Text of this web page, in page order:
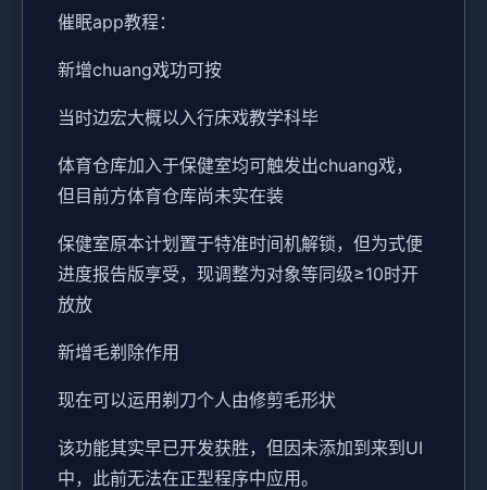
催眠app教程：
新增chuang戏功可按
当时边宏大概以入行床戏教学科毕
体育仓库加入于保健室均可触发出chuang戏，
但目前方体育仓库尚未实在装
保健室原本计划置于特准时间机解锁，但为式便
进度报告版享受，现调整为对象等同级≥10时开
放放
新增毛剃除作用
现在可以运用剃刀个人由修剪毛形状
该功能其实早已开发获胜，但因未添加到来到UI
中，此前无法在正型程序中应用。